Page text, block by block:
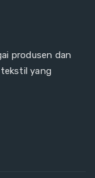
produsen dan
yang